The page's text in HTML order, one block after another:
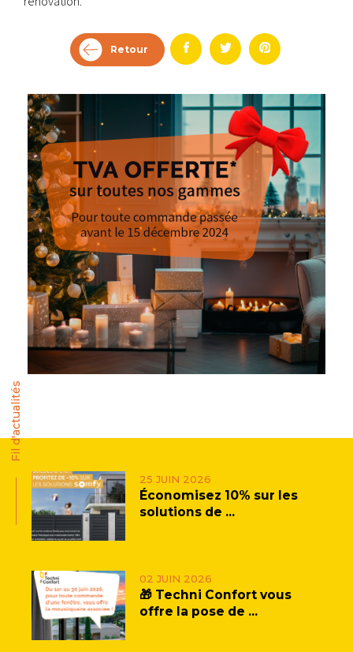
Retour
Fil d'actualités
25 JUIN 2026
Économisez 10% sur les
solutions de ...
02 JUIN 2026
🎁 Techni Confort vous
offre la pose de ...